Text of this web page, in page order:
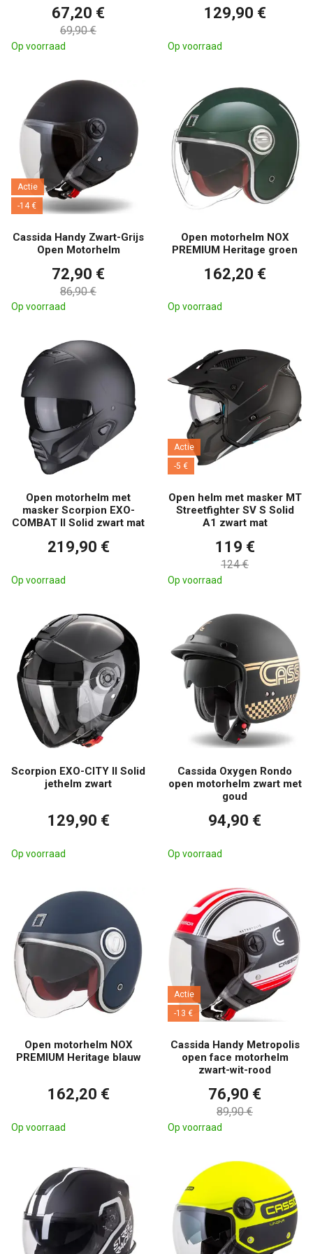
67,20 €
69,90 €
Op voorraad
129,90 €
Op voorraad
Actie
-14 €
Cassida Handy Zwart-Grijs
Open Motorhelm
72,90 €
86,90 €
Op voorraad
Open motorhelm NOX
PREMIUM Heritage groen
162,20 €
Op voorraad
Open motorhelm met
masker Scorpion EXO-
COMBAT II Solid zwart mat
219,90 €
Op voorraad
Actie
-5 €
Open helm met masker MT
Streetfighter SV S Solid
A1 zwart mat
119 €
124 €
Op voorraad
Scorpion EXO-CITY II Solid
jethelm zwart
129,90 €
Op voorraad
Cassida Oxygen Rondo
open motorhelm zwart met
goud
94,90 €
Op voorraad
Open motorhelm NOX
PREMIUM Heritage blauw
162,20 €
Op voorraad
Actie
-13 €
Cassida Handy Metropolis
open face motorhelm
zwart-wit-rood
76,90 €
89,90 €
Op voorraad